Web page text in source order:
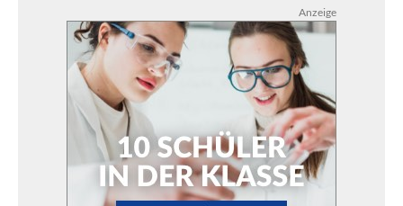
Anzeige